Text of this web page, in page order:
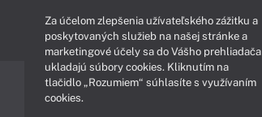
Za účelom zlepšenia užívateľského zážitku a
poskytovaných služieb na našej stránke a
marketingové účely sa do Vášho prehliadača
ukladajú súbory cookies. Kliknutím na
tlačidlo „Rozumiem“ súhlasíte s využívaním
cookies.